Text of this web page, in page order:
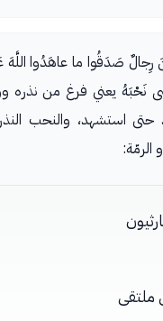
رِجالٌ صَدَقُوا ما عاهَدُوا اللَّهَ
نَحْبَهُ يعني فرغ من نذره
حتى استشهد، والنحب
الرمّة: